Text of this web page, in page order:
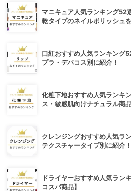
マニキュア人気ランキング52
乾タイプのネイルポリッシュを
口紅おすすめ人気ランキング
プラ・デパコス別に紹介！
化粧下地おすすめ人気ランキ
ス・敏感肌向けナチュラル商
クレンジングおすすめ人気ラ
テクスチャータイプ別に紹介！
ドライヤーおすすめ人気ラン
コスパ商品】